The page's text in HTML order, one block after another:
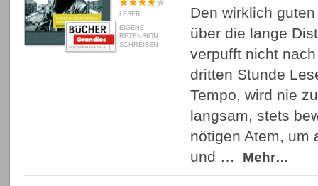
LESER
EIGENE
REZENSION
SCHREIBEN
Den wirklich
über die lange
verpufft nicht
dritten Stunde
Tempo, wird nie
langsam, stets
nötigen Atem, um
und …
Mehr…